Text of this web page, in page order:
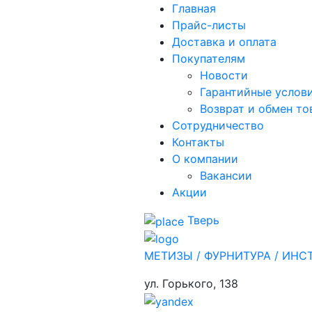
Главная
Прайс-листы
Доставка и оплата
Покупателям
Новости
Гарантийные
Возврат и обмен
Сотрудничество
Контакты
О компании
Вакансии
Акции
Тверь
МЕТИЗЫ / ФУРНИТУРА /
ул. Горького, 138